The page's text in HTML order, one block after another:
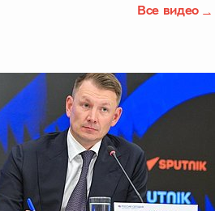
Все видео